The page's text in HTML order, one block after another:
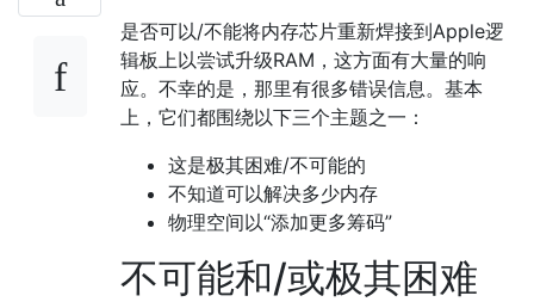
是否可以/不能将内存芯片重新焊接到Apple逻
辑板上以尝试升级RAM，这方面有大量的响
应。不幸的是，那里有很多错误信息。基本
上，它们都围绕以下三个主题之一：
这是极其困难/不可能的
不知道可以解决多少内存
物理空间以“添加更多筹码”
不可能和/或极其困难